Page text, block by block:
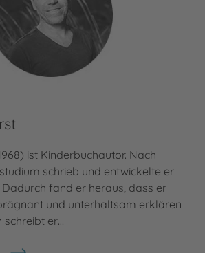
ist Kinderbuchautor. Nach
schrieb und entwickelte er
fand er heraus, dass er
und unterhaltsam erklären
schreibt er…